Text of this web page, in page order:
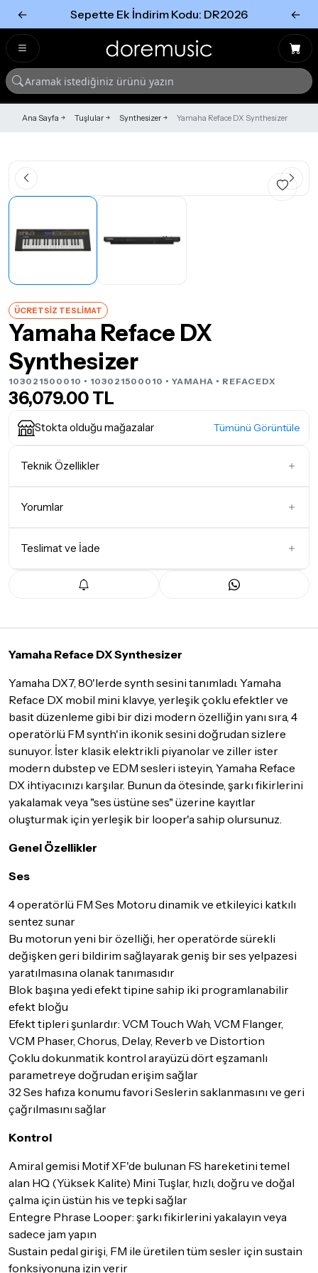
← Sepette Ek İndirim Kodu: DR2026 ←
Ana Sayfa Tuşlular Synthesizer Yamaha Reface DX Synthesizer
ÜCRETSİZ TESLİMAT
Yamaha Reface DX
Synthesizer
103021500010 • 103021500010 • YAMAHA • REFACEDX
36,079.00 TL
Stokta olduğu mağazalar Tümünü Görüntüle
Teknik Özellikler
Yorumlar
Teslimat ve İade
Teslimat Koşulları
tatil günlerinde teslimat yapılamamaktadır.
Seçtiğiniz ürünlerin tamamıdoremusic Sevkiyat Ekibiya da
garantisi ile adresinize teslim edilecektir.
Detaylar içintıklayınız
İade Koşulları
Sitemiz üzerinden satın almış olduğunuz ürünleri, teslimat
tarihinden itibaren 14 Güniçerisinde iade edebilir ya da
değiştirebilirsiniz.
İadesi ve değişimi mümkün olmayan ürünler içintıklayınız.
İade ve değişimi talep edilecek ürünün ticari vasfını yitirmemiş
olması, ambalajının korunmuş, aksesuar ve tüm ürün içeriğinin
göndermeden önce mutlaka
geçerek bilgi veriniz.
İade ve değişim koşulları, ürün kategorilerine göre farklılık
gösterebilir. Lütfen satın almadan önce ilgili ürünün
iade/değişim şartlarını kontrol ettiğinizden emin olun.
Detaylar içintıklayınız
Yamaha Reface DX Synthesizer
Yamaha DX7, 80'lerde synth sesini tanımladı. Yamaha
Reface DX mobil mini klavye, yerleşik çoklu efektler ve
basit düzenleme gibi bir dizi modern özelliğin yanı sıra, 4
operatörlü FM synth'in ikonik sesini doğrudan sizlere
sunuyor. İster klasik elektrikli piyanolar ve ziller ister
modern dubstep ve EDM sesleri isteyin, Yamaha Reface
DX ihtiyacınızı karşılar. Bunun da ötesinde, şarkı fikirlerini
yakalamak veya "ses üstüne ses" üzerine kayıtlar
oluşturmak için yerleşik bir looper'a sahip olursunuz.
Genel Özellikler
Ses
4 operatörlü FM Ses Motoru dinamik ve etkileyici katkılı
sentez sunar
Bu motorun yeni bir özelliği, her operatörde sürekli
değişken geri bildirim sağlayarak geniş bir ses yelpazesi
yaratılmasına olanak tanımasıdır
Blok başına yedi efekt tipine sahip iki programlanabilir
efekt bloğu
Efekt tipleri şunlardır: VCM Touch Wah, VCM Flanger,
VCM Phaser, Chorus, Delay, Reverb ve Distortion
Çoklu dokunmatik kontrol arayüzü dört eşzamanlı
parametreye doğrudan erişim sağlar
32 Ses hafıza konumu favori Seslerin saklanmasını ve geri
çağrılmasını sağlar
Kontrol
Amiral gemisi Motif XF'de bulunan FS hareketini temel
alan HQ (Yüksek Kalite) Mini Tuşlar, hızlı, doğru ve doğal
çalma için üstün his ve tepki sağlar
Entegre Phrase Looper: şarkı fikirlerini yakalayın veya
sadece jam yapın
Sustain pedal girişi, FM ile üretilen tüm sesler için sustain
fonksiyonuna izin verir
Tümünü Gör
Tümünü gör